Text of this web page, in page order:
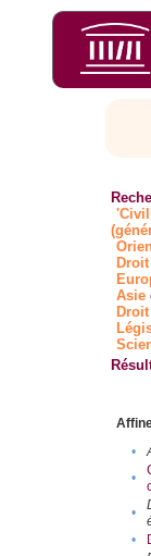
Asie
•
•
•
•